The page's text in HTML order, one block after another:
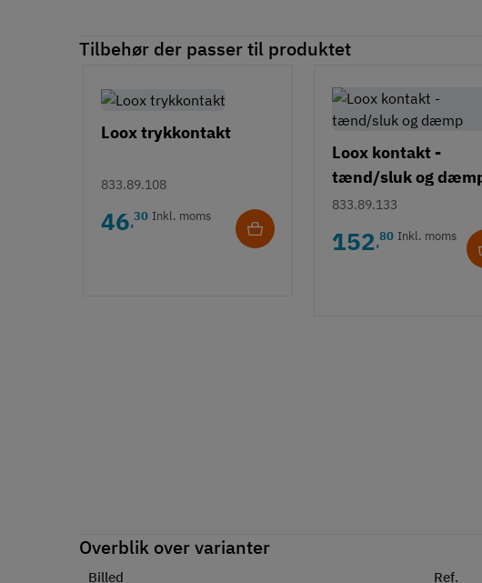
Tilbehør der passer til produktet
Loox trykkontakt
833.89.108
46,30 Inkl. moms
Loox kontakt -
tænd/sluk og
833.89.133
152,80 Inkl. moms
Overblik over varianter
Billed Ref.